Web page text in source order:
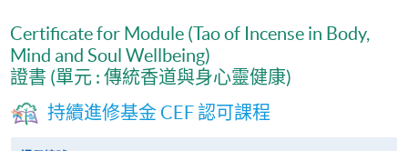
Certificate for Module (Tao of Incense in Body,
Mind and Soul Wellbeing)
證書 (單元 : 傳統香道與身心靈健康)
持續進修基金 CEF 認可課程